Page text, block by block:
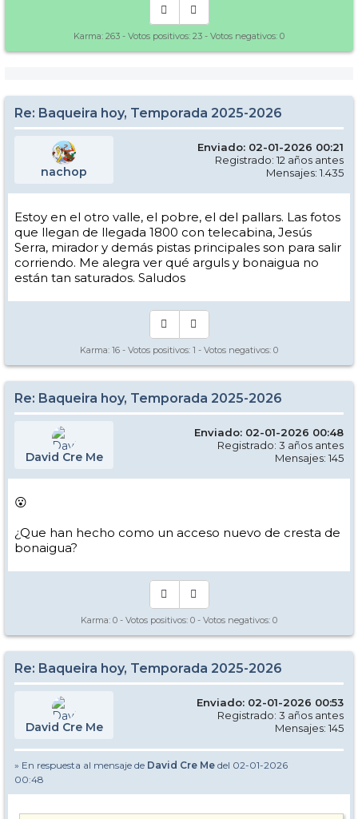
Karma: 263 - Votos positivos: 23 - Votos negativos: 0
Re: Baqueira hoy, Temporada 2025-2026
nachop
Enviado: 02-01-2026 00:21
Registrado: 12 años antes
Mensajes: 1.435
Estoy en el otro valle, el pobre, el del pallars. Las fotos
que llegan de llegada 1800 con telecabina, Jesús
Serra, mirador y demás pistas principales son para salir
corriendo. Me alegra ver qué arguls y bonaigua no
están tan saturados. Saludos
Karma: 16 - Votos positivos: 1 - Votos negativos: 0
Re: Baqueira hoy, Temporada 2025-2026
David Cre Me
Enviado: 02-01-2026 00:48
Registrado: 3 años antes
Mensajes: 145
😮
¿Que han hecho como un acceso nuevo de cresta de
bonaigua?
Karma: 0 - Votos positivos: 0 - Votos negativos: 0
Re: Baqueira hoy, Temporada 2025-2026
David Cre Me
Enviado: 02-01-2026 00:53
Registrado: 3 años antes
Mensajes: 145
» En respuesta al mensaje de David Cre Me del 02-01-2026
00:48